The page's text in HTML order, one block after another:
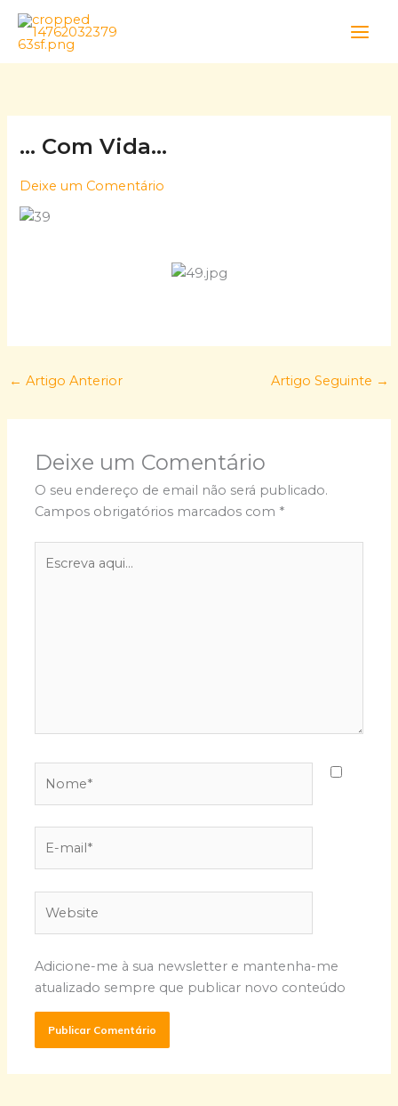
Skip
content
… Com Vida…
Deixe um Comentário
← Artigo Anterior Artigo Seguinte →
Deixe um Comentário
O seu endereço de email não será publicado.
Campos obrigatórios marcados com *
aqui...
mail*
Adicione-me à sua newsletter e mantenha-me
atualizado sempre que publicar novo conteúdo